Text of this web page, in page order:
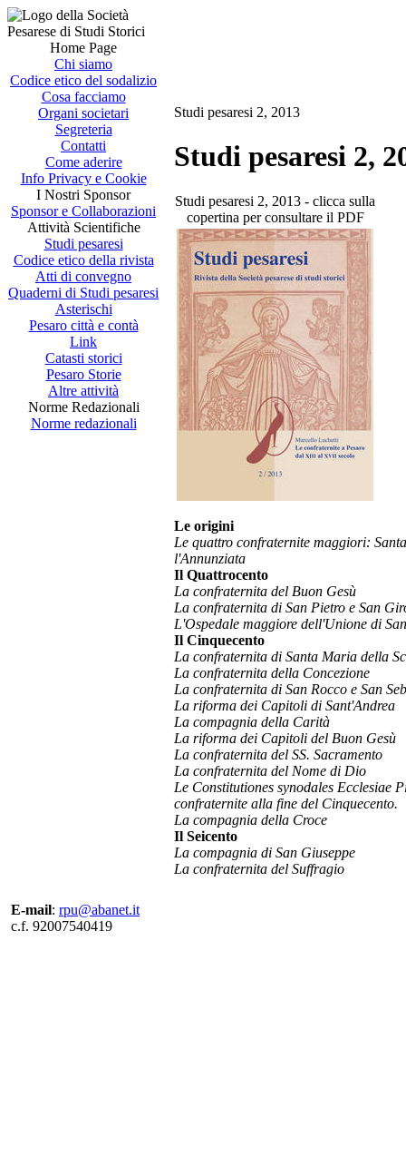
Home Page
Chi siamo
Codice etico del sodalizio
Cosa facciamo
Organi societari
Segreteria
Contatti
Come aderire
Info Privacy e Cookie
I Nostri Sponsor
Sponsor e Collaborazioni
Attività Scientifiche
Studi pesaresi
Codice etico della rivista
Atti di convegno
Quaderni di Studi pesaresi
Asterischi
Pesaro città e contà
Link
Catasti storici
Pesaro Storie
Altre attività
Norme Redazionali
Norme redazionali
Studi pesaresi 2, 2013
Studi pesaresi 2,
Studi pesaresi 2, 2013 - clicca sulla
copertina per consultare il PDF
Le origini
Le quattro confraternite maggiori:
l'Annunziata
Il Quattrocento
La confraternita del Buon Gesù
La confraternita di San Pietro e San
L'Ospedale maggiore dell'Unione di
Il Cinquecento
La confraternita di Santa Maria della
La confraternita della Concezione
La confraternita di San Rocco e San
La riforma dei Capitoli di Sant'Andrea
La compagnia della Carità
La riforma dei Capitoli del Buon Gesù
La confraternita del SS. Sacramento
La confraternita del Nome di Dio
Le Constitutiones synodales Ecclesiae
confraternite alla fine del Cinquecento.
La compagnia della Croce
Il Seicento
La compagnia di San Giuseppe
La confraternita del Suffragio
E-mail: rpu@abanet.it
c.f. 92007540419